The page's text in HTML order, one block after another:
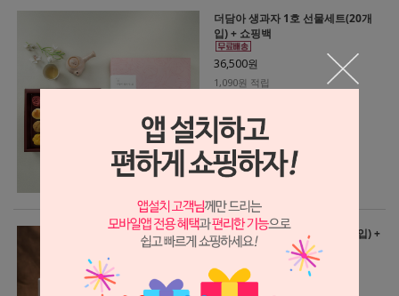
더담아 생과자 1호 선물세트(20개
입) + 쇼핑백
36,500원
1,090원 적립
오색양갱 선물세트 (45gx14개입) +
쇼핑백
20,900원